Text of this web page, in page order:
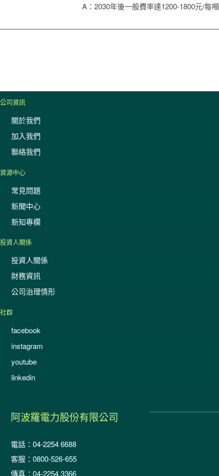
A：2030年後一般費率達1200-1800元/每
阿波羅電力股份有限公司
電話：04-2254 6688
客服：0800-526-655
傳真：04-2254 3366
公司資訊
關於我們
加入我們
聯絡我們
資源中心
常見問題
新聞中心
新知專欄
投資人關係
投資人關係
財務資訊
公司治理情形
社群
facebook
instagram
youtube
linkedin